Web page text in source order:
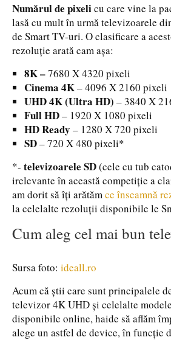
Numărul de pixelicu care vine la
lasă cu mult în urmă televizoarele
de Smart TV-uri. O clasificare a
rezoluție arată cam așa:
8K –7680 X 4320 pixeli
Cinema 4K– 4096 X 2160 pixeli
UHD 4K (Ultra HD) – 3840 X
Full HD– 1920 X 1080 pixeli
HD Ready – 1280 X 720 pixeli
SD– 720 X 480 pixeli*
*- televizoarele SD(cele cu tub
irelevante în această competiție a
am dorit să îți arătămce înseamnă
la celelalte rezoluții disponibile le
Cum aleg cel mai bun
Sursa foto: ideall.ro
Acum că știi care sunt principalele
televizor 4K UHD și celelalte
disponibile online, haide să aflăm
alege un astfel de device, în funcție